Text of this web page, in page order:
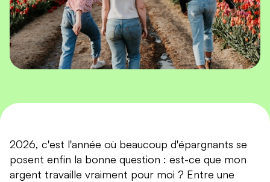
2026, c'est l'année où beaucoup d'épargnants se
posent enfin la bonne question : est-ce que mon
argent travaille vraiment pour moi ? Entre une